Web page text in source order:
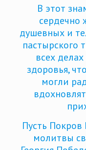
В этот
сердечно
душевных и
пастырского
всех
здоровья,
могли
Пусть
молитвы